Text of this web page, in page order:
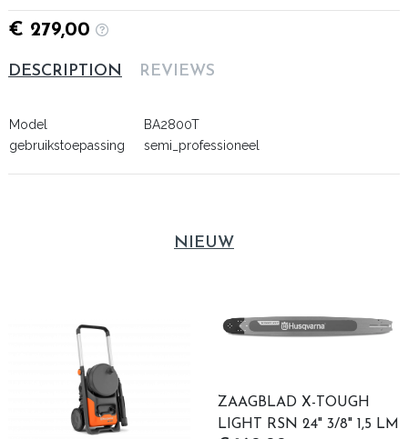
DESCRIPTION REVIEWS
Model
BA2800T
gebruikstoepassing
semi_professioneel
€ 279,00
NIEUW
ZAAGBLAD X-TOUGH
LIGHT RSN 24" 3/8" 1,5 LM